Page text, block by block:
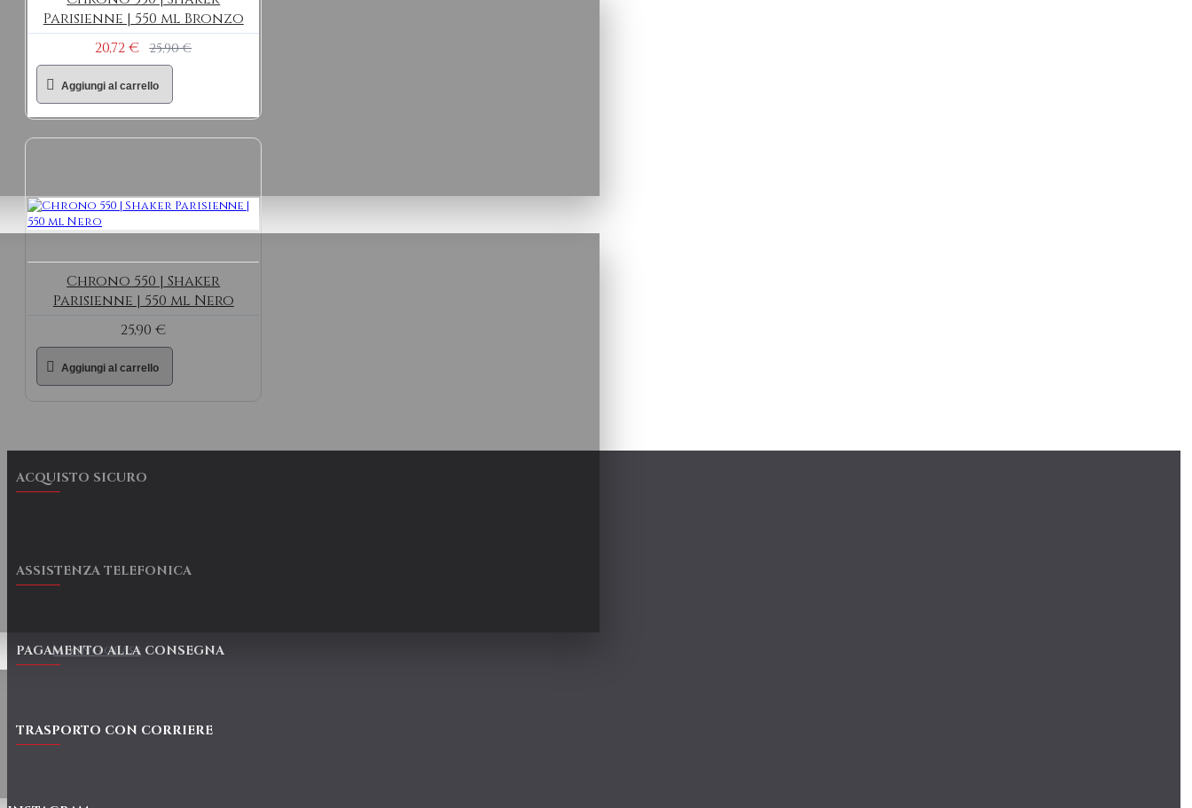
TOOLS
MIXING GLASS
Parisienne | 550 ml Bronzo
20,72 € 25,90 €
Aggiungi al carrello
Chrono 550 | Shaker
Parisienne | 550 ml Nero
25,90 €
Aggiungi al carrello
ACQUISTO SICURO
ASSISTENZA TELEFONICA
PAGAMENTO ALLA CONSEGNA
TRASPORTO CON CORRIERE